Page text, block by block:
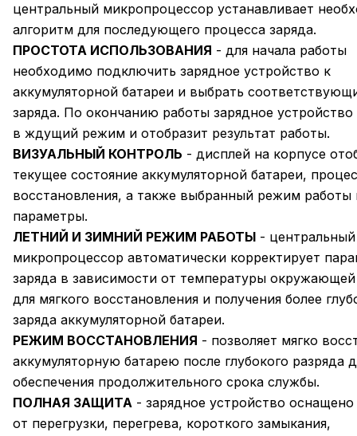
центральный микропроцессор устанавливает
алгоритм для последующего процесса заряда.
ПРОСТОТА ИСПОЛЬЗОВАНИЯ - для начала работы
необходимо подключить зарядное устройство к
аккумуляторной батареи и выбрать
заряда. По окончанию работы зарядное устройство
в ждущий режим и отобразит результат работы.
ВИЗУАЛЬНЫЙ КОНТРОЛЬ - дисплей на корпусе
текущее состояние аккумуляторной батареи,
восстановления, а также выбранный режим работы
параметры.
ЛЕТНИЙ И ЗИМНИЙ РЕЖИМ РАБОТЫ - центральный
микропроцессор автоматически корректирует
заряда в зависимости от температуры
для мягкого восстановления и получения более
заряда аккумуляторной батареи.
РЕЖИМ ВОССТАНОВЛЕНИЯ - позволяет мягко
аккумуляторную батарею после глубокого разряда
обеспечения продолжительного срока службы.
ПОЛНАЯ ЗАЩИТА - зарядное устройство
от перегрузки, перегрева, короткого замыкания,